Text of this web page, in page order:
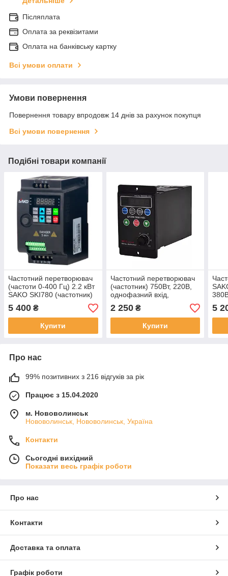
Післяплата
Оплата за реквізитами
Оплата на банківську картку
Всі умови оплати
Умови повернення
Повернення товару впродовж 14 днів за рахунок покупця
Всі умови повернення
Подібні товари компанії
Частотний перетворювач
(частоти 0-400 Гц) 2.2 кВт
SAKO SKI780 (частотник)
220В 1-ф вхід, 3-ф вихід
5 400 ₴
Купити
Частотний перетворювач
(частотник) 750Вт, 220В,
однофазний вхід,
трифазний вихід, частоти
1-99Гц
2 250₴
Купити
5
Про нас
99% позитивних з 216 відгуків за рік
Працює з 15.04.2020
м. Нововолинськ
Нововолинськ, Нововолинськ, Україна
Контакти
Сьогодні вихідний
Показати весь графік роботи
Про нас
Контакти
Доставка та оплата
Графік роботи